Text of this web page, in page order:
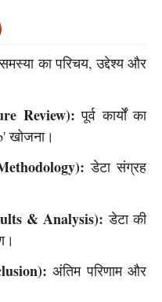
का परिचय, उद्देश्य और
Review): पूर्व कार्यों का
खोजना।
डेटा संग्रह
& Analysis): डेटा की
अंतिम परिणाम और